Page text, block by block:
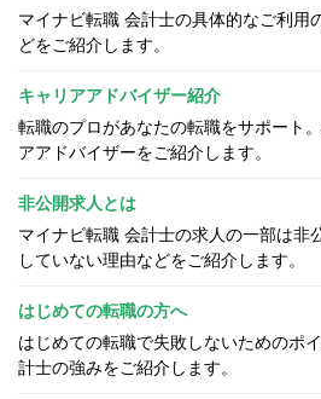
マイナビ転職 会計士の具体的なご利用
どをご紹介します。
キャリアアドバイザー紹介
転職のプロがあなたの転職をサポート
アアドバイザーをご紹介します。
非公開求人とは
マイナビ転職 会計士の求人の一部は非
していない理由などをご紹介します。
はじめての転職の方へ
はじめての転職で失敗しないためのポ
計士の強みをご紹介します。